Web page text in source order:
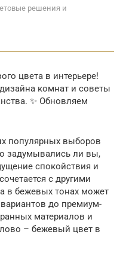
решения и
цвета в интерьере!
комнат и советы
✨ Обновляем
популярных выборов
задумывались ли вы,
спокойствия и
с другими
в бежевых тонах может
до премиум-
материалов и
– бежевый цвет в